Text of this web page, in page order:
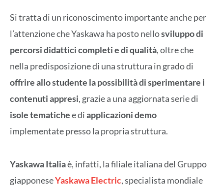
Si tratta di un riconoscimento importante anche per
l’attenzione che Yaskawa ha posto nellosviluppo di
percorsi didattici completi e di qualità, oltre che
nella predisposizione di una struttura in grado di
offrire allo studente la possibilità di sperimentare i
contenuti appresi, grazie a una aggiornata serie di
isole tematichee diapplicazioni demo
implementate presso la propria struttura.
Yaskawa Italiaè, infatti, la filiale italiana del Gruppo
giapponeseYaskawa Electric, specialista mondiale